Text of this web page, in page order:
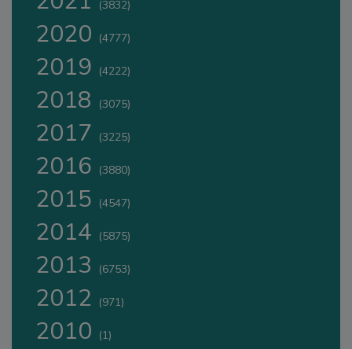
(3832)
2020 (4777)
2019 (4222)
2018 (3075)
2017 (3225)
2016 (3880)
2015 (4547)
2014 (5875)
2013 (6753)
2012 (971)
2010 (1)